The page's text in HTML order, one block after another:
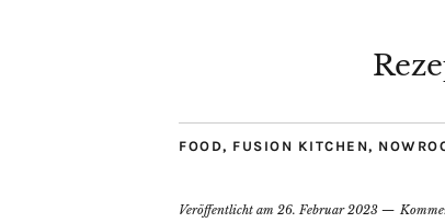
FOOD, FUSION KITCHEN,
Veröffentlicht am 26. Februar 2023